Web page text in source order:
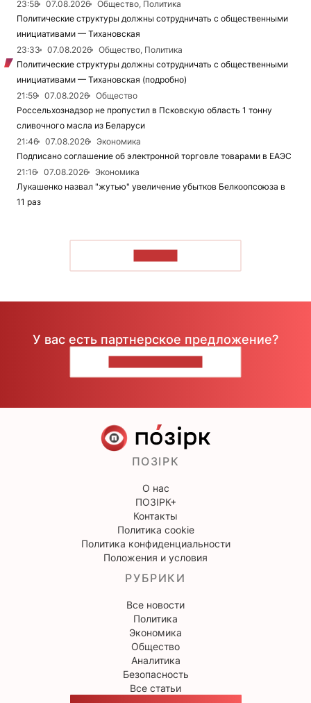
23:58
07.08.2026
Общество, Политика
Политические структуры должны сотрудничать с общественными
инициативами — Тихановская
23:33
07.08.2026
Общество, Политика
Политические структуры должны сотрудничать с общественными
инициативами — Тихановская (подробно)
21:59
07.08.2026
Общество
Россельхознадзор не пропустил в Псковскую область 1 тонну
сливочного масла из Беларуси
21:46
07.08.2026
Экономика
Подписано соглашение об электронной торговле товарами в ЕАЭС
21:16
07.08.2026
Экономика
Лукашенко назвал "жутью" увеличение убытков Белкоопсоюза в
11 раз
У вас есть партнерское предложение?
ПОЗІРК
О нас
ПОЗІРК+
Контакты
Политика cookie
Политика конфиденциальности
Положения и условия
РУБРИКИ
Все новости
Политика
Экономика
Общество
Аналитика
Безопасность
Все статьи